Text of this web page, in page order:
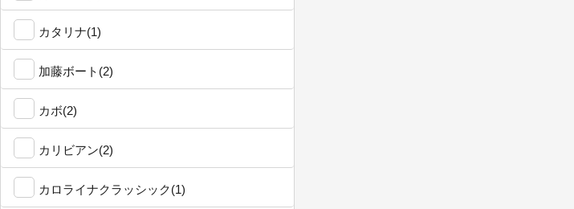
カタリナ(1)
加藤ボート(2)
カボ(2)
カリビアン(2)
カロライナクラッシック(1)